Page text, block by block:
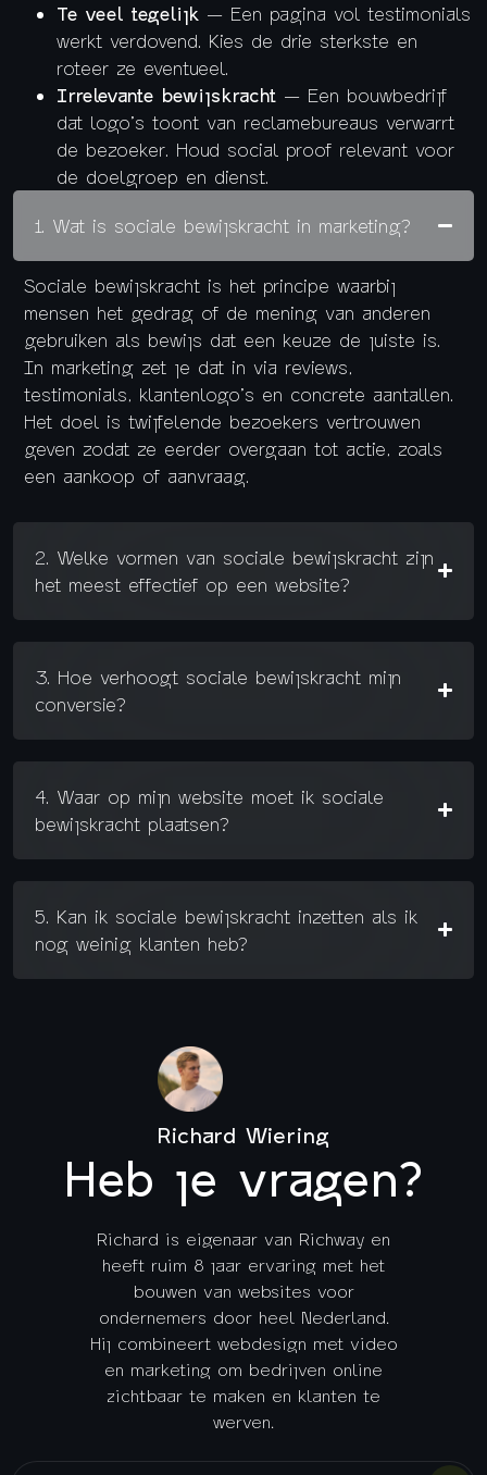
Te veel tegelijk — Een pagina vol testimonials
werkt verdovend. Kies de drie sterkste en
roteer ze eventueel.
Irrelevante bewijskracht — Een bouwbedrijf
dat logo’s toont van reclamebureaus verwarrt
de bezoeker. Houd social proof relevant voor
de doelgroep en dienst.
1. Wat is sociale bewijskracht in marketing?
Sociale bewijskracht is het principe waarbij
mensen het gedrag of de mening van anderen
gebruiken als bewijs dat een keuze de juiste is.
In marketing zet je dat in via reviews,
testimonials, klantenlogo’s en concrete aantallen.
Het doel is twijfelende bezoekers vertrouwen
geven zodat ze eerder overgaan tot actie, zoals
een aankoop of aanvraag.
2. Welke vormen van sociale bewijskracht zijn
het meest effectief op een website?
3. Hoe verhoogt sociale bewijskracht mijn
conversie?
4. Waar op mijn website moet ik sociale
bewijskracht plaatsen?
5. Kan ik sociale bewijskracht inzetten als ik
nog weinig klanten heb?
Richard Wiering
Heb je vragen?
Richard is eigenaar van Richway en
heeft ruim 8 jaar ervaring met het
bouwen van websites voor
ondernemers door heel Nederland.
Hij combineert webdesign met video
en marketing om bedrijven online
zichtbaar te maken en klanten te
werven.